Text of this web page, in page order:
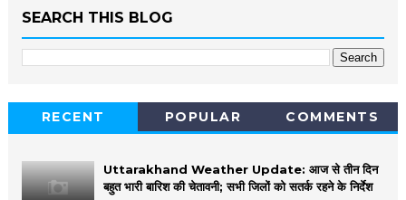
SEARCH THIS BLOG
RECENT POPULAR COMMENTS
Uttarakhand Weather Update: आज से तीन दिन
बहुत भारी बारिश की चेतावनी; सभी जिलों को सतर्क रहने के निर्देश